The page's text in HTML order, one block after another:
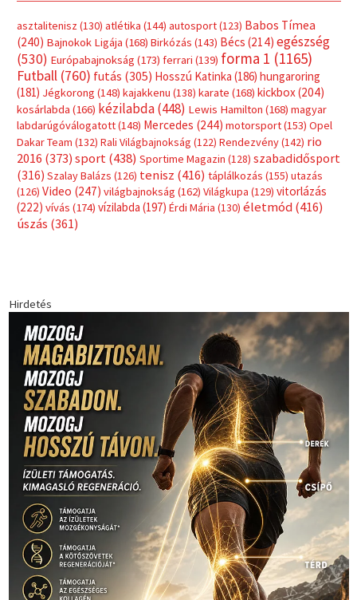
asztalitenisz (130) atlétika (144) autosport(123) Babos Tímea
(240) Bajnokok Ligája (168) Birkózás (143) Bécs (214) egészség
(530) Európabajnokság (173) ferrari (139) forma 1 (1165)
Futball (760) futás (305) Hosszú Katinka (186) hungaroring
(181) Jégkorong (148) kajakkenu (138) karate (168) kickbox(204)
kosárlabda (166) kézilabda(448) Lewis Hamilton (168) magyar
labdarúgóválogatott(148) Mercedes (244) motorsport(153) Opel
Dakar Team (132) Rali Világbajnokság (122) Rendezvény(142) rio
2016 (373) sport(438) Sportime Magazin (128) szabadidősport
(316) Szalay Balázs (126) tenisz (416) táplálkozás (155) utazás
(126) Video (247) világbajnokság (162) Világkupa (129) vitorlázás
(222) vívás (174) vízilabda (197) Érdi Mária (130) életmód(416)
úszás (361)
Hirdetés